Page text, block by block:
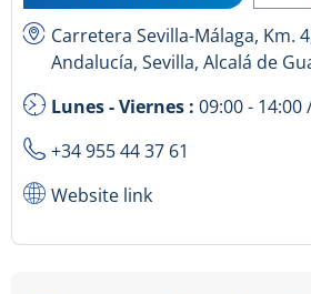
Carretera Sevilla-Málaga, Km.
Andalucía, Sevilla, Alcalá de
Lunes - Viernes : 09:00 - 14:00
+34 955 44 37 61
Website link